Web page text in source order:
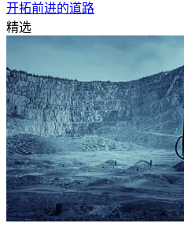
开拓前进的道路
精选